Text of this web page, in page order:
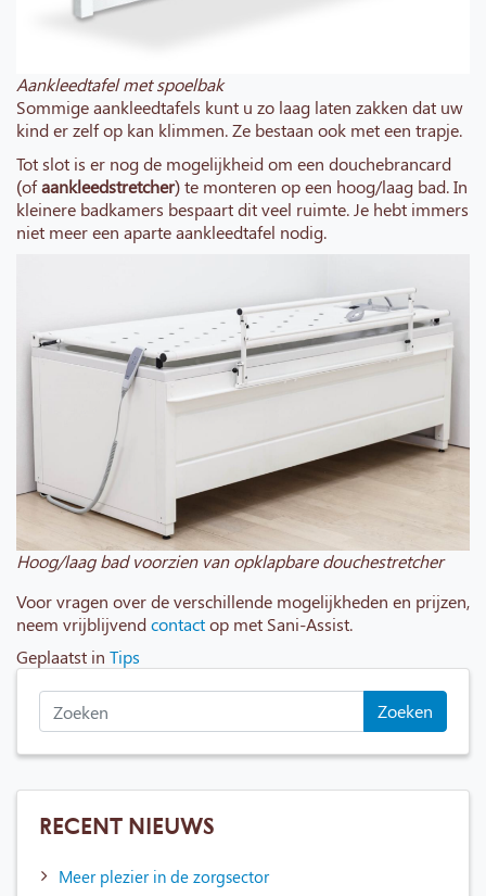
Aankleedtafel met spoelbak
Sommige aankleedtafels kunt u zo laag laten zakken dat uw
kind er zelf op kan klimmen. Ze bestaan ook met een trapje.
Tot slot is er nog de mogelijkheid om een douchebrancard
(ofaankleedstretcher) te monteren op een hoog/laag bad. In
kleinere badkamers bespaart dit veel ruimte. Je hebt immers
niet meer een aparte aankleedtafel nodig.
Hoog/laag bad voorzien van opklapbare douchestretcher
Voor vragen over de verschillende mogelijkheden en prijzen,
neem vrijblijvendcontactop met Sani-Assist.
Geplaatst in Tips
Zoeken
RECENT NIEUWS
Meer plezier in de zorgsector